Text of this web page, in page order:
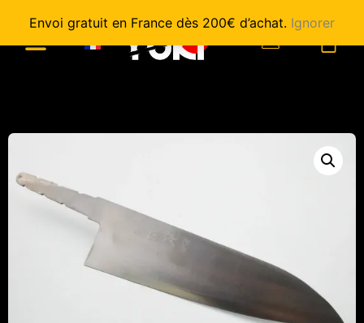
Envoi gratuit en France dès 200€ d’achat. Ignorer